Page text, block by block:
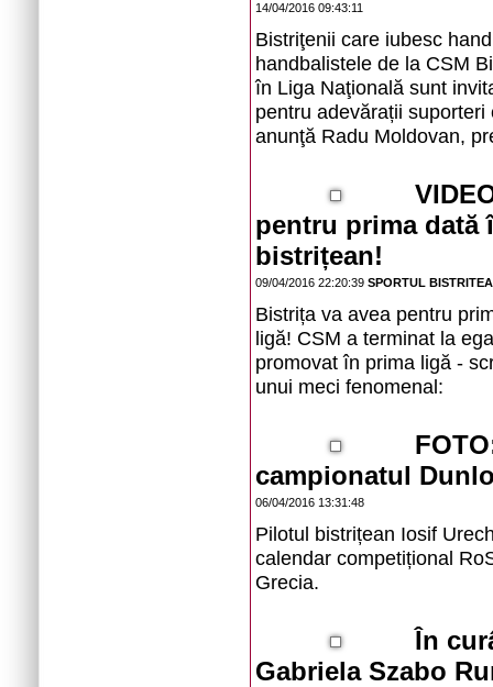
14/04/2016 09:43:11
Bistriţenii care iubesc
handbalistele de la CSM
în Liga Naţională sunt
pentru adevărații
anunţă Radu Moldovan,
pentru prima
bistrițean!
09/04/2016 22:20:39 SPORTUL
Bistrița va avea pentru
ligă! CSM a terminat la
promovat în prima ligă -
unui meci fenomenal:
campionatul
06/04/2016 13:31:48
Pilotul bistrițean Iosif
calendar competițional
Grecia.
În
Gabriela Szabo